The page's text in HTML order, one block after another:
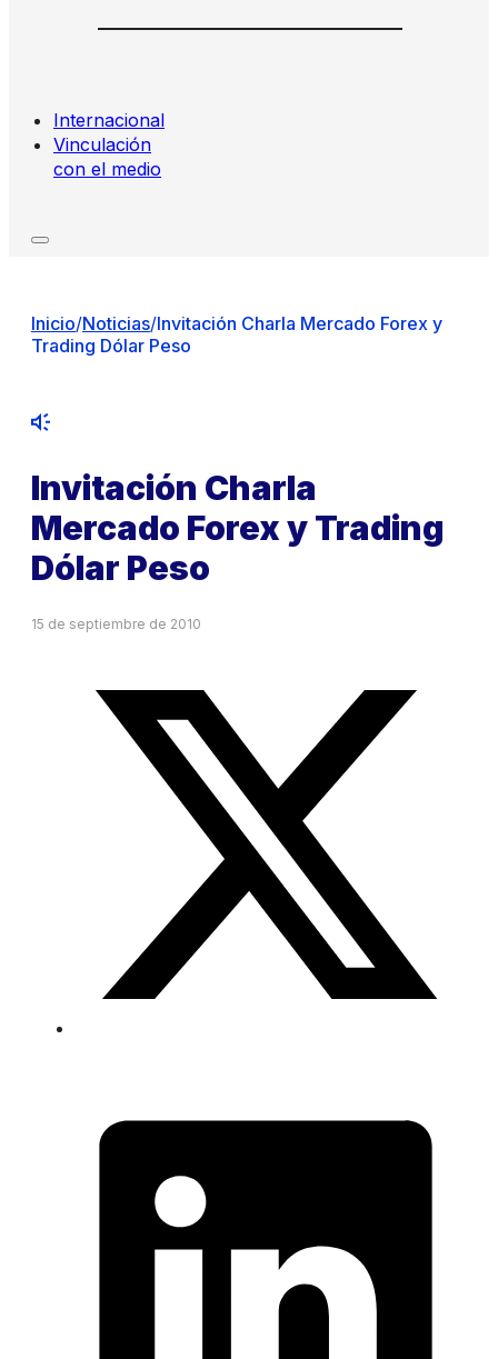
Internacional
Vinculación
con el medio
Inicio/Noticias/Invitación Charla Mercado Forex y
Trading Dólar Peso
Invitación Charla
Mercado Forex y Trading
Dólar Peso
15 de septiembre de 2010